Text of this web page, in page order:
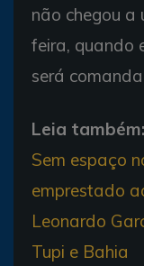
não chegou a
feira, quando
será
Leia também:
Sem espaço
emprestado
Leonardo
Tupi e Bahia